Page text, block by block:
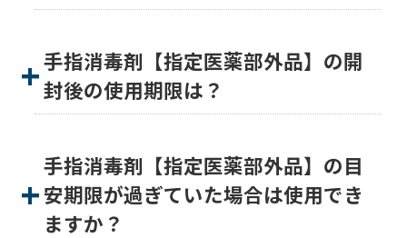
手指消毒剤【指定医薬部外品】の開
封後の使用期限は？
手指消毒剤【指定医薬部外品】の目
安期限が過ぎていた場合は使用でき
ますか？